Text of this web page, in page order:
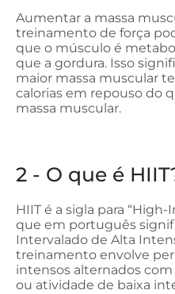
Aumentar a massa
treinamento de força
que o músculo é
que a gordura. Isso
maior massa muscular
calorias em repouso do
massa muscular.
2 - O que é
HIIT é a sigla para
que em português
Intervalado de Alta
treinamento envolve
intensos alternados
ou atividade de baixa